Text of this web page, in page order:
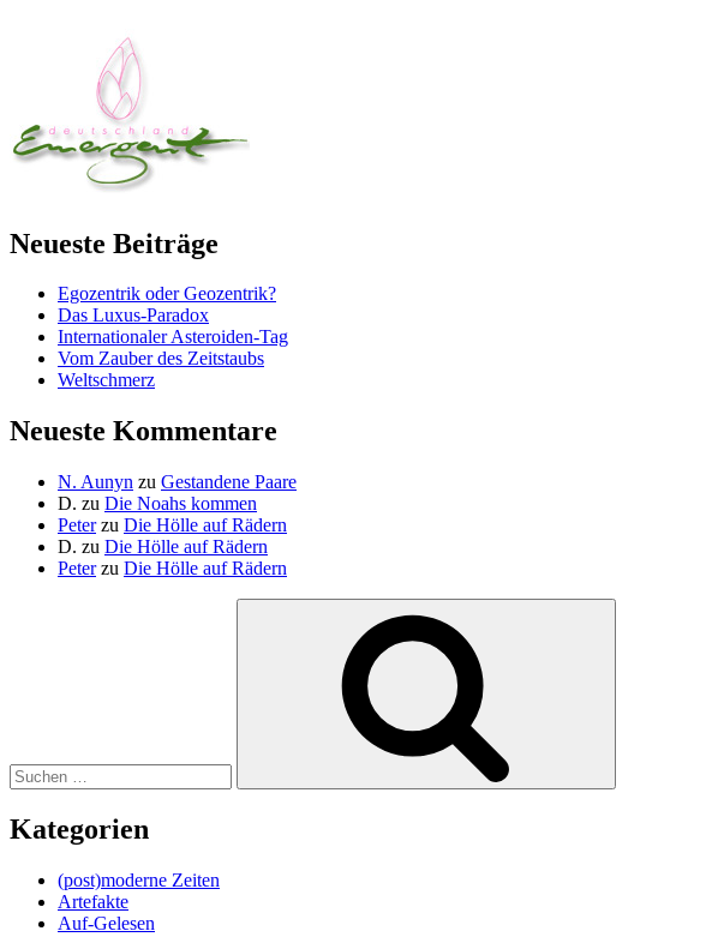
Neueste Beiträge
Egozentrik oder Geozentrik?
Das Luxus-Paradox
Internationaler Asteroiden-Tag
Vom Zauber des Zeitstaubs
Weltschmerz
Neueste Kommentare
N. Aunyn zu Gestandene Paare
D. zu Die Noahs kommen
Peterzu Die Hölle auf Rädern
D. zu Die Hölle auf Rädern
Peterzu Die Hölle auf Rädern
Kategorien
(post)moderne Zeiten
Artefakte
Auf-Gelesen